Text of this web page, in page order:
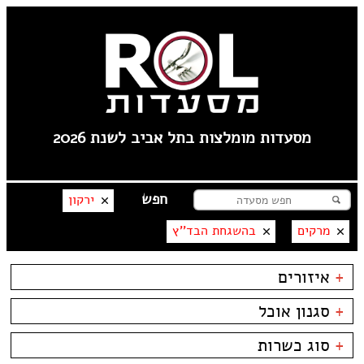
מסעדות מומלצות בתל אביב לשנת 2026
ירקון
מרקים
בהשגחת הבד''ץ
+ איזורים
טיילת תל אביב
צפון תל אביב
קרליבך
צפון ישן
+ סגנון אוכל
בשרים
דגים
ביסטרו
+ סוג כשרות